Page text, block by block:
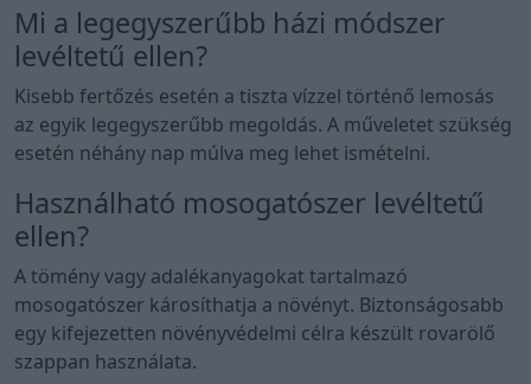
Mi a legegyszerűbb házi módszer
levéltetű ellen?
Kisebb fertőzés esetén a tiszta vízzel történő lemosás
az egyik legegyszerűbb megoldás. A műveletet szükség
esetén néhány nap múlva meg lehet ismételni.
Használható mosogatószer levéltetű
ellen?
A tömény vagy adalékanyagokat tartalmazó
mosogatószer károsíthatja a növényt. Biztonságosabb
egy kifejezetten növényvédelmi célra készült rovarölő
szappan használata.